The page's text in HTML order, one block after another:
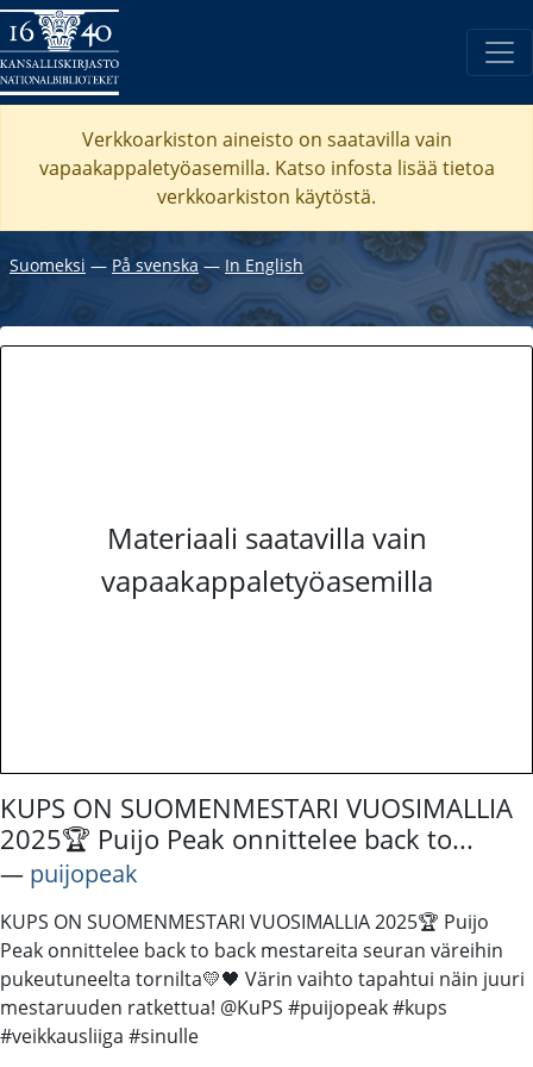
Verkkoarkiston aineisto on saatavilla vain
vapaakappaletyöasemilla. Katso infosta lisää tietoa
verkkoarkiston käytöstä.
Suomeksi ― På svenska ― In English
Materiaali saatavilla vain
vapaakappaletyöasemilla
KUPS ON SUOMENMESTARI VUOSIMALLIA
2025🏆 Puijo Peak onnittelee back to...
― puijopeak
KUPS ON SUOMENMESTARI VUOSIMALLIA 2025🏆 Puijo
Peak onnittelee back to back mestareita seuran väreihin
pukeutuneelta tornilta💛🖤 Värin vaihto tapahtui näin juuri
mestaruuden ratkettua! @KuPS #puijopeak #kups
#veikkausliiga #sinulle